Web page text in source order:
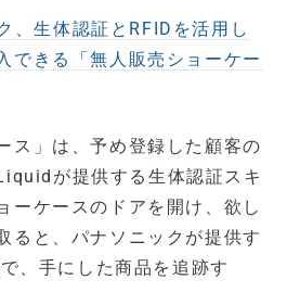
、生体認証とRFIDを活用し
できる「無人販売ショーケー
ス」は、予め登録した顧客の
が提供する生体認証スキ
ーケースのドアを開け、欲し
ると、パナソニックが提供す
、手にした商品を追跡す